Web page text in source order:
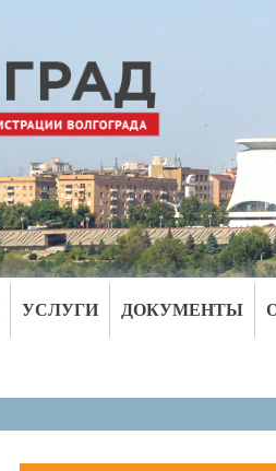
УСЛУГИ ДОКУМЕНТЫ